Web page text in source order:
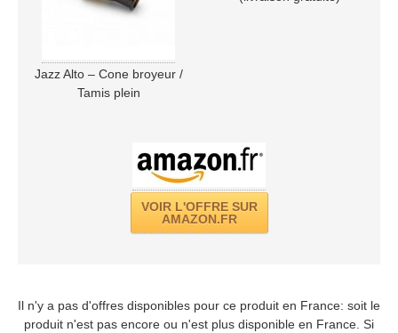
Jazz Alto – Cone broyeur /
Tamis plein
VOIR L'OFFRE SUR
AMAZON.FR
Il n'y a pas d'offres disponibles pour ce produit en France: soit le
produit n'est pas encore ou n'est plus disponible en France. Si